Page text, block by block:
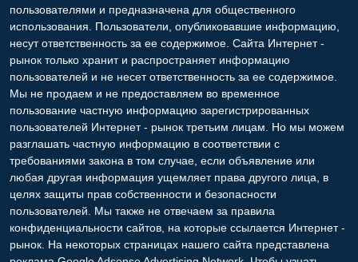
пользователями и предназначена для общественного
использования. Пользователи, опубликовавшие информацию,
несут ответственность за ее содержимое. Сайта Интернет -
рынок только хранит и распространяет информацию
пользователей и не несет ответственность за ее содержимое.
Мы не продаем и не предоставляем во временное
пользование частную информацию зарегистрированных
пользователей Интернет - рынок третьим лицам. Но мы можем
разглашать частную информацию в соответствии с
требованиями закона в том случае, если объявление или
любая другая информация ущемляет права другого лица, в
целях защиты прав собственности и безопасности
пользователей. Мы также не отвечаем за правила
конфиденциальности сайтов, на которые ссылается Интернет -
рынок. На некоторых страницах нашего сайта представлена